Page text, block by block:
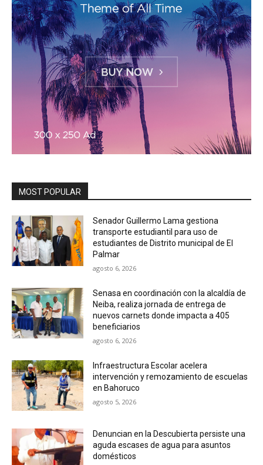
MOST POPULAR
Senador Guillermo Lama gestiona
transporte estudiantil para uso de
estudiantes de Distrito municipal de El
Palmar
agosto 6, 2026
Senasa en coordinación con la alcaldía de
Neiba, realiza jornada de entrega de
nuevos carnets donde impacta a 405
beneficiarios
agosto 6, 2026
Infraestructura Escolar acelera
intervención y remozamiento de escuelas
en Bahoruco
agosto 5, 2026
Denuncian en la Descubierta persiste una
aguda escases de agua para asuntos
domésticos